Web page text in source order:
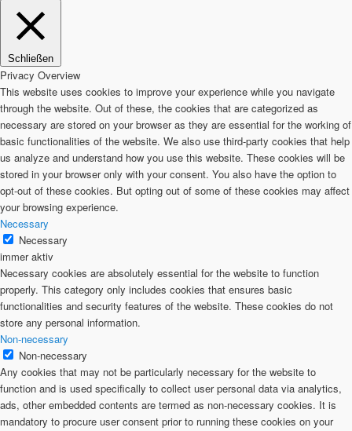
Schließen
Privacy Overview
This website uses cookies to improve your experience while you navigate
through the website. Out of these, the cookies that are categorized as
necessary are stored on your browser as they are essential for the working of
basic functionalities of the website. We also use third-party cookies that help
us analyze and understand how you use this website. These cookies will be
stored in your browser only with your consent. You also have the option to
opt-out of these cookies. But opting out of some of these cookies may affect
your browsing experience.
Necessary
Necessary
immer aktiv
Necessary cookies are absolutely essential for the website to function
properly. This category only includes cookies that ensures basic
functionalities and security features of the website. These cookies do not
store any personal information.
Non-necessary
Non-necessary
Any cookies that may not be particularly necessary for the website to
function and is used specifically to collect user personal data via analytics,
ads, other embedded contents are termed as non-necessary cookies. It is
mandatory to procure user consent prior to running these cookies on your